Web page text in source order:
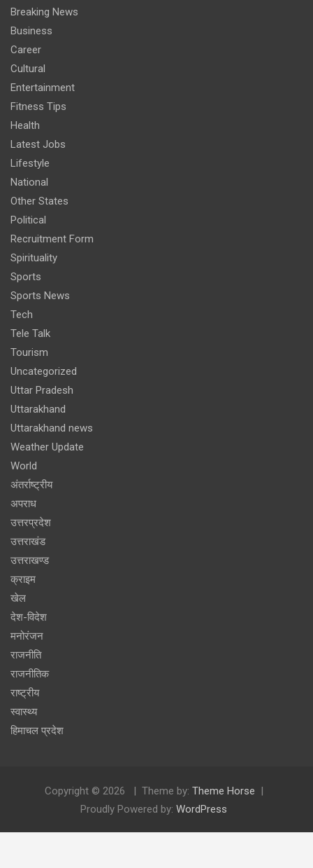
Breaking News
Business
Career
Cultural
Entertainment
Fitness Tips
Health
Latest Jobs
Lifestyle
National
Other States
Political
Recruitment Form
Spirituality
Sports
Sports News
Tech
Tele Talk
Tourism
Uncategorized
Uttar Pradesh
Uttarakhand
Uttarakhand news
Weather Update
World
अंतर्राष्ट्रीय
अपराध
उत्तरप्रदेश
उत्तराखंड
उत्तराखण्ड
क्राइम
खेल
देश-विदेश
मनोरंजन
राजनीति
राजनीतिक
राष्ट्रीय
स्वास्थ्य
हिमाचल प्रदेश
Copyright © 2026 Theme by: Theme Horse
Proudly Powered by: WordPress